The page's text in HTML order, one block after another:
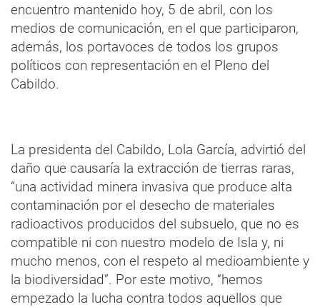
encuentro mantenido hoy, 5 de abril, con los
medios de comunicación, en el que participaron,
además, los portavoces de todos los grupos
políticos con representación en el Pleno del
Cabildo.
La presidenta del Cabildo, Lola García, advirtió del
daño que causaría la extracción de tierras raras,
“una actividad minera invasiva que produce alta
contaminación por el desecho de materiales
radioactivos producidos del subsuelo, que no es
compatible ni con nuestro modelo de Isla y, ni
mucho menos, con el respeto al medioambiente y
la biodiversidad”. Por este motivo, “hemos
empezado la lucha contra todos aquellos que